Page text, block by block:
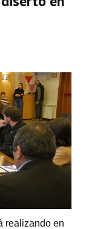
realizando en